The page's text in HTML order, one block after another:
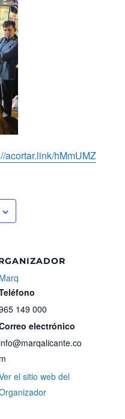
acortar.link/hMmUMZ
Marq
149 000
electrónico
m
el sitio web del